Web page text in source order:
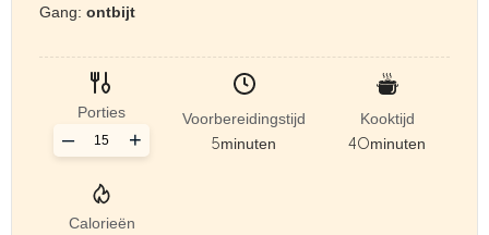
Gang: ontbijt
Porties
+
–
Voorbereidingstijd
5minuten
Kooktijd
40minuten
Calorieën